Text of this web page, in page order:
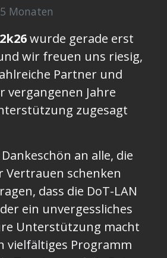
Monaten
wurde gerade erst
wir freuen uns riesig,
Partner und
vergangenen Jahre
zugesagt
an alle, die
Vertrauen schenken
dass die DoT-LAN
ein unvergessliches
Unterstützung macht
vielfältiges Programm